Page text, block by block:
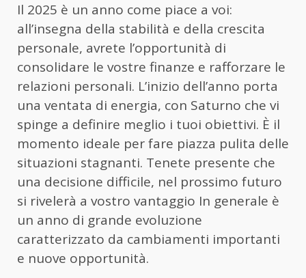
Il 2025 è un anno come piace a voi:
all’insegna della stabilità e della crescita
personale, avrete l’opportunità di
consolidare le vostre finanze e rafforzare le
relazioni personali. L’inizio dell’anno porta
una ventata di energia, con Saturno che vi
spinge a definire meglio i tuoi obiettivi. È il
momento ideale per fare piazza pulita delle
situazioni stagnanti. Tenete presente che
una decisione difficile, nel prossimo futuro
si rivelerà a vostro vantaggio In generale è
un anno di grande evoluzione
caratterizzato da cambiamenti importanti
e nuove opportunità.